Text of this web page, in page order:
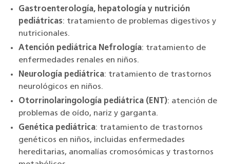
Gastroenterología, hepatología y nutrición
pediátricas: tratamiento de problemas digestivos y
nutricionales.
Atención pediátrica Nefrología: tratamiento de
enfermedades renales en niños.
Neurología pediátrica: tratamiento de trastornos
neurológicos en niños.
Otorrinolaringología pediátrica (ENT): atención de
problemas de oído, nariz y garganta.
Genética pediátrica: tratamiento de trastornos
genéticos en niños, incluidas enfermedades
hereditarias, anomalías cromosómicas y trastornos